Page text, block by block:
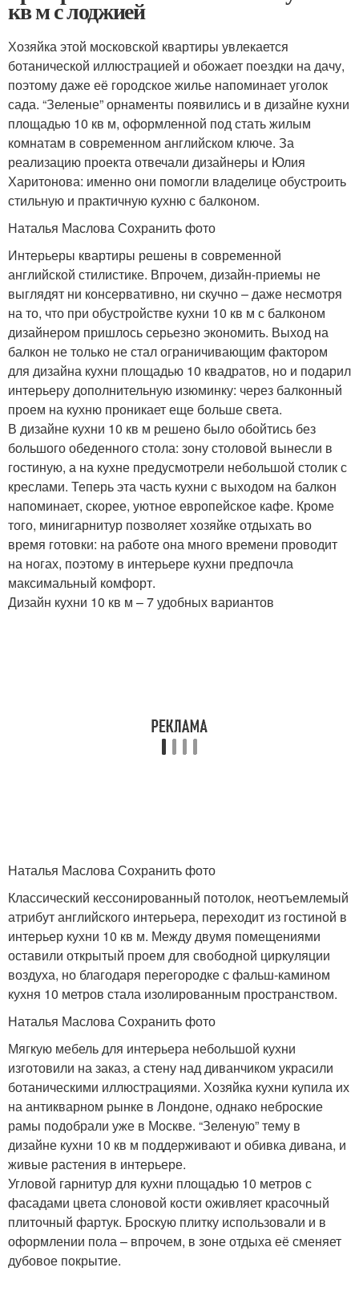
кв м с лоджией
Хозяйка этой московской квартиры увлекается
ботанической иллюстрацией и обожает поездки на дачу,
поэтому даже её городское жилье напоминает уголок
сада. “Зеленые” орнаменты появились и в дизайне кухни
площадью 10 кв м, оформленной под стать жилым
комнатам в современном английском ключе. За
реализацию проекта отвечали дизайнеры и Юлия
Харитонова: именно они помогли владелице обустроить
стильную и практичную кухню с балконом.
Наталья Маслова Сохранить фото
Интерьеры квартиры решены в современной
английской стилистике. Впрочем, дизайн-приемы не
выглядят ни консервативно, ни скучно – даже несмотря
на то, что при обустройстве кухни 10 кв м с балконом
дизайнером пришлось серьезно экономить. Выход на
балкон не только не стал ограничивающим фактором
для дизайна кухни площадью 10 квадратов, но и подарил
интерьеру дополнительную изюминку: через балконный
проем на кухню проникает еще больше света.
В дизайне кухни 10 кв м решено было обойтись без
большого обеденного стола: зону столовой вынесли в
гостиную, а на кухне предусмотрели небольшой столик с
креслами. Теперь эта часть кухни с выходом на балкон
напоминает, скорее, уютное европейское кафе. Кроме
того, минигарнитур позволяет хозяйке отдыхать во
время готовки: на работе она много времени проводит
на ногах, поэтому в интерьере кухни предпочла
максимальный комфорт.
Дизайн кухни 10 кв м – 7 удобных вариантов
Наталья Маслова Сохранить фото
Классический кессонированный потолок, неотъемлемый
атрибут английского интерьера, переходит из гостиной в
интерьер кухни 10 кв м. Между двумя помещениями
оставили открытый проем для свободной циркуляции
воздуха, но благодаря перегородке с фальш-камином
кухня 10 метров стала изолированным пространством.
Наталья Маслова Сохранить фото
Мягкую мебель для интерьера небольшой кухни
изготовили на заказ, а стену над диванчиком украсили
ботаническими иллюстрациями. Хозяйка кухни купила их
на антикварном рынке в Лондоне, однако неброские
рамы подобрали уже в Москве. “Зеленую” тему в
дизайне кухни 10 кв м поддерживают и обивка дивана, и
живые растения в интерьере.
Угловой гарнитур для кухни площадью 10 метров с
фасадами цвета слоновой кости оживляет красочный
плиточный фартук. Броскую плитку использовали и в
оформлении пола – впрочем, в зоне отдыха её сменяет
дубовое покрытие.